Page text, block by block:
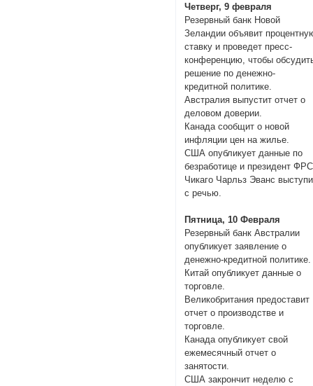
Четверг, 9 февраля
Резервный банк Новой
Зеландии объявит
ставку и проведет пресс-
конференцию, чтобы
решение по денежно-
кредитной политике.
Австралия выпустит отчет о
деловом доверии.
Канада сообщит о новой
инфляции цен на жилье.
США опубликует данные по
безработице и президент ФРС
Чикаго Чарльз Эванс
с речью.
Пятница, 10 Февраля
Резервный банк Австралии
опубликует заявление о
денежно-кредитной политике.
Китай опубликует данные о
торговле.
Великобритания предоставит
отчет о производстве и
торговле.
Канада опубликует свой
ежемесячный отчет о
занятости.
США закрончит неделю с